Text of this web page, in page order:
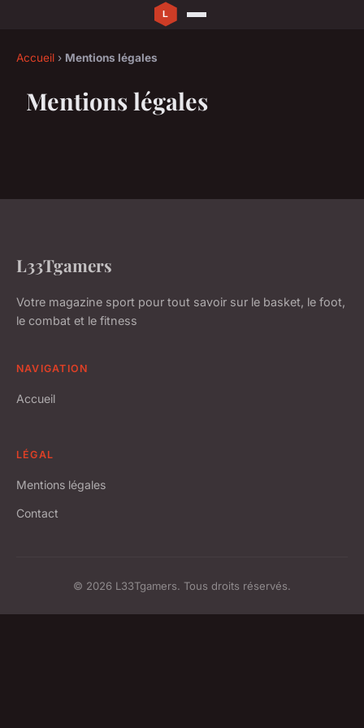
Accueil › Mentions légales
Mentions légales
L33Tgamers
Votre magazine sport pour tout savoir sur le basket, le foot,
le combat et le fitness
NAVIGATION
Accueil
LÉGAL
Mentions légales
Contact
© 2026 L33Tgamers. Tous droits réservés.